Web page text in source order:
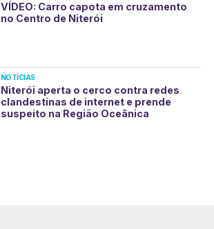
VÍDEO: Carro capota em cruzamento
no Centro de Niterói
NOTÍCIAS
Niterói aperta o cerco contra redes
clandestinas de internet e prende
suspeito na Região Oceânica